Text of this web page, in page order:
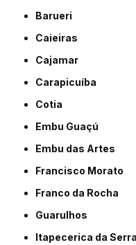
Barueri
Caieiras
Cajamar
Carapicuíba
Cotia
Embu Guaçú
Embu das Artes
Francisco Morato
Franco da Rocha
Guarulhos
Itapecerica da Serra